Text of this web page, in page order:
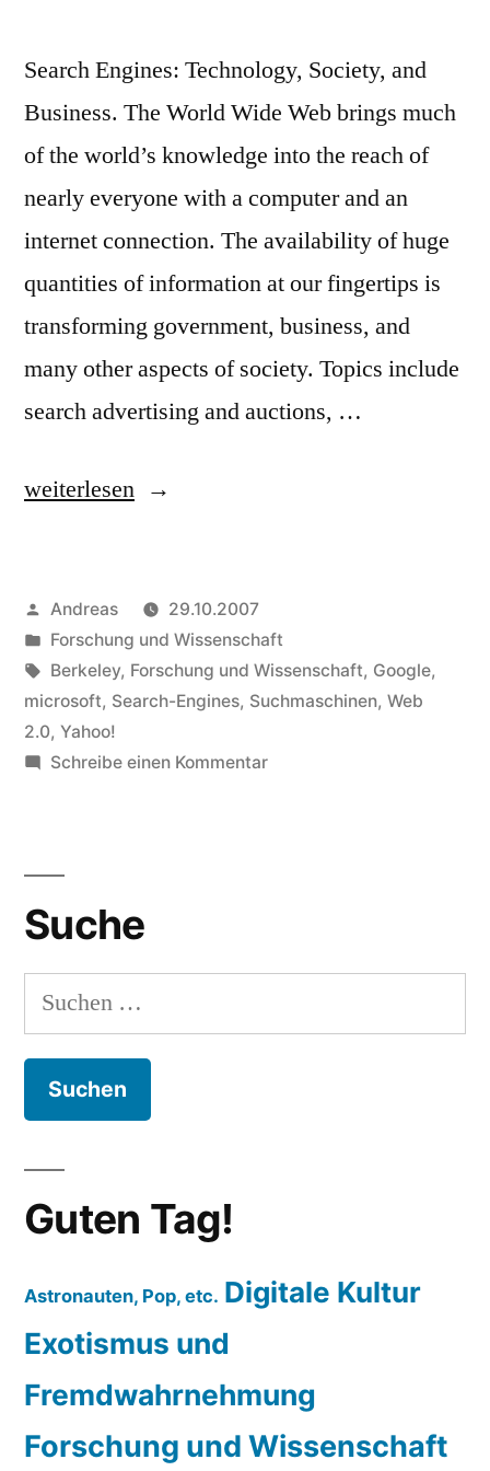
Search Engines: Technology, Society, and
Business. The World Wide Web brings much
of the world’s knowledge into the reach of
nearly everyone with a computer and an
internet connection. The availability of huge
quantities of information at our fingertips is
transforming government, business, and
many other aspects of society. Topics include
search advertising and auctions, …
„Berkeley:
weiterlesen
Veröffentlicht
von
Andreas
29.10.2007
Veröffentlicht
in
Forschung und Wissenschaft
Schlagwörter:
Berkeley, Forschung und Wissenschaft, Google,
microsoft, Search-Engines, Suchmaschinen, Web
2.0, Yahoo!
Schreibe einen Kommentarzu
Suche
Suchen
nach:
Guten Tag!
Astronauten, Pop, etc. Digitale Kultur
Exotismus und
Fremdwahrnehmung
Forschung und Wissenschaft